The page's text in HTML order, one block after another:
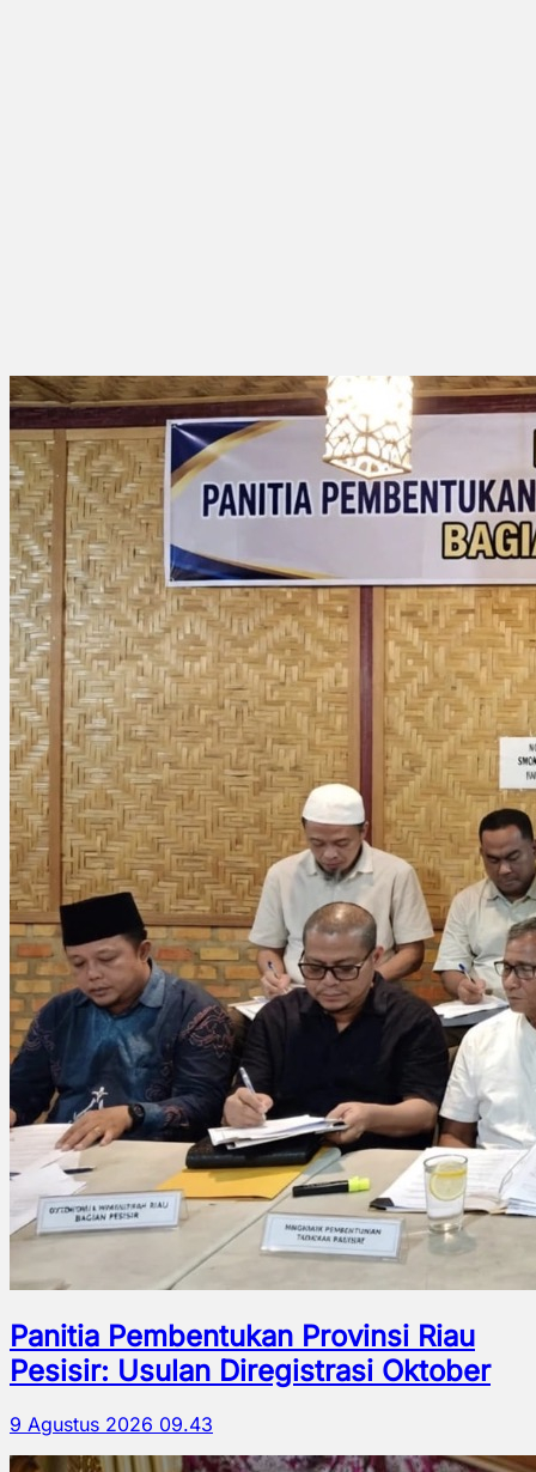
Panitia Pembentukan Provinsi Riau
Pesisir: Usulan Diregistrasi Oktober
9 Agustus 2026 09.43